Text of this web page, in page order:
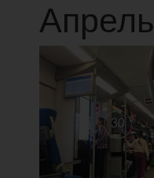
Апрель
30